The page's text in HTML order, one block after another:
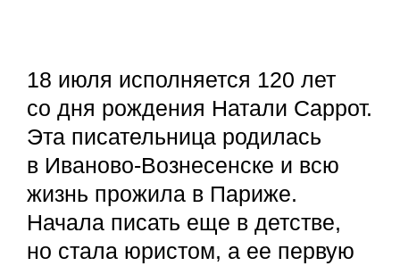
18 июля исполняется 120 лет
со дня рождения Натали Саррот.
Эта писательница родилась
в Иваново-Вознесенске и всю
жизнь прожила в Париже.
Начала писать еще в детстве,
но стала юристом, а ее первую